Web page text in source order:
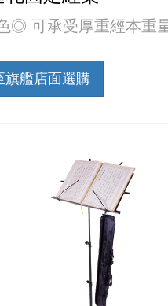
◎ 可承受厚重經本重
艦店面選購